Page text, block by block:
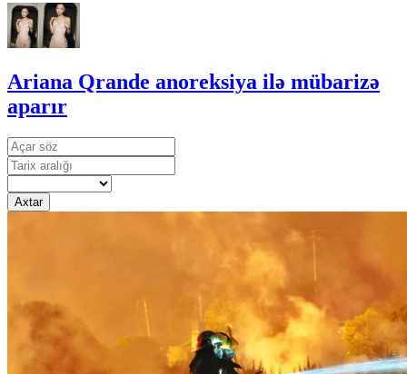
Ariana Qrande anoreksiya ilə mübarizə
aparır
Axtar